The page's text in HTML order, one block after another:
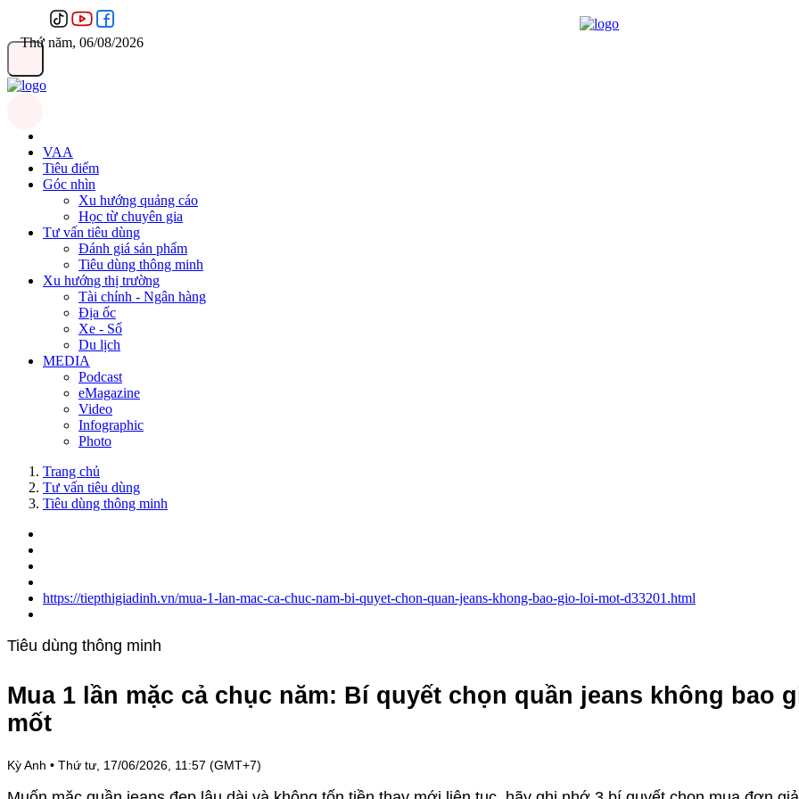
Thứ năm, 06/08/2026
VAA
Tiêu điểm
Góc nhìn
Xu hướng quảng cáo
Học từ chuyên gia
Tư vấn tiêu dùng
Đánh giá sản phẩm
Tiêu dùng thông minh
Xu hướng thị trường
Tài chính - Ngân hàng
Địa ốc
Xe - Số
Du lịch
MEDIA
Podcast
eMagazine
Video
Infographic
Photo
Trang chủ
Tư vấn tiêu dùng
Tiêu dùng thông minh
https://tiepthigiadinh.vn/mua-1-lan-mac-ca-chuc-nam-bi-quyet-chon-quan-jeans-khong-bao-gio-loi-mot-d33201.html
Tiêu dùng thông minh
Mua 1 lần mặc cả chục năm: Bí quyết chọn quần jeans không bao
mốt
Kỳ Anh • Thứ tư, 17/06/2026, 11:57 (GMT+7)